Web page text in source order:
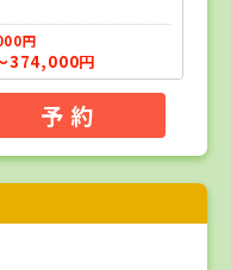
円
374,000円
予 約